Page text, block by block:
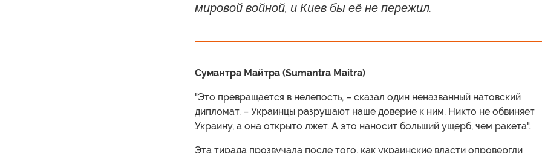
мировой войной, и Киев бы её не пережил.
Сумантра Майтра (Sumantra Maitra)
"Это превращается в нелепость, – сказал один неназванный натовский
дипломат. – Украинцы разрушают наше доверие к ним. Никто не обвиняет
Украину, а она открыто лжет. А это наносит больший ущерб, чем ракета".
Эта тирада прозвучала после того, как украинские власти опровергли